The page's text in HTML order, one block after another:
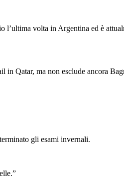
volta in Argentina ed è
Qatar, ma non esclude ancora
gli esami invernali.